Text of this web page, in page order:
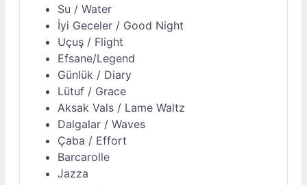
Su / Water
İyi Geceler / Good Night
Uçuş / Flight
Efsane/Legend
Günlük / Diary
Lütuf / Grace
Aksak Vals / Lame Waltz
Dalgalar / Waves
Çaba / Effort
Barcarolle
Jazza